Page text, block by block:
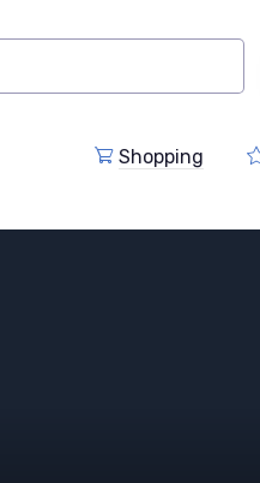
Shopping